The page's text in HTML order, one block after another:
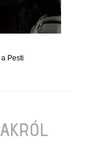
Pesti